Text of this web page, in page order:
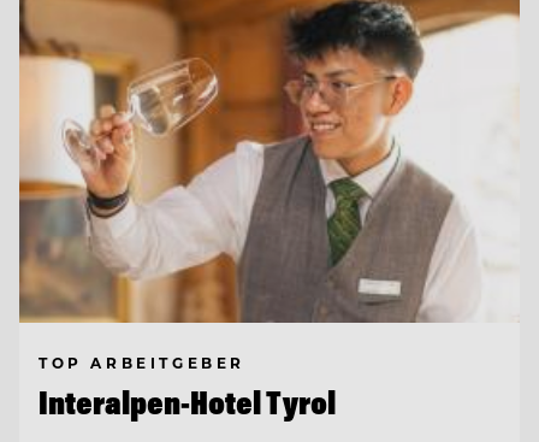
TOP ARBEITGEBER
Interalpen-Hotel Tyrol